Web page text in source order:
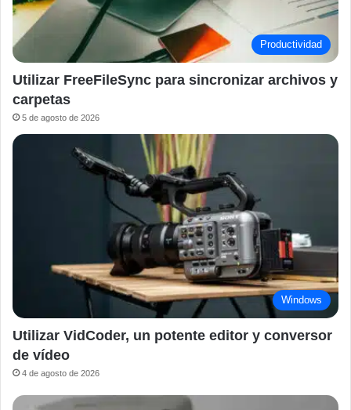
Productividad
Utilizar FreeFileSync para sincronizar archivos y
carpetas
5 de agosto de 2026
Windows
Utilizar VidCoder, un potente editor y conversor
de vídeo
4 de agosto de 2026